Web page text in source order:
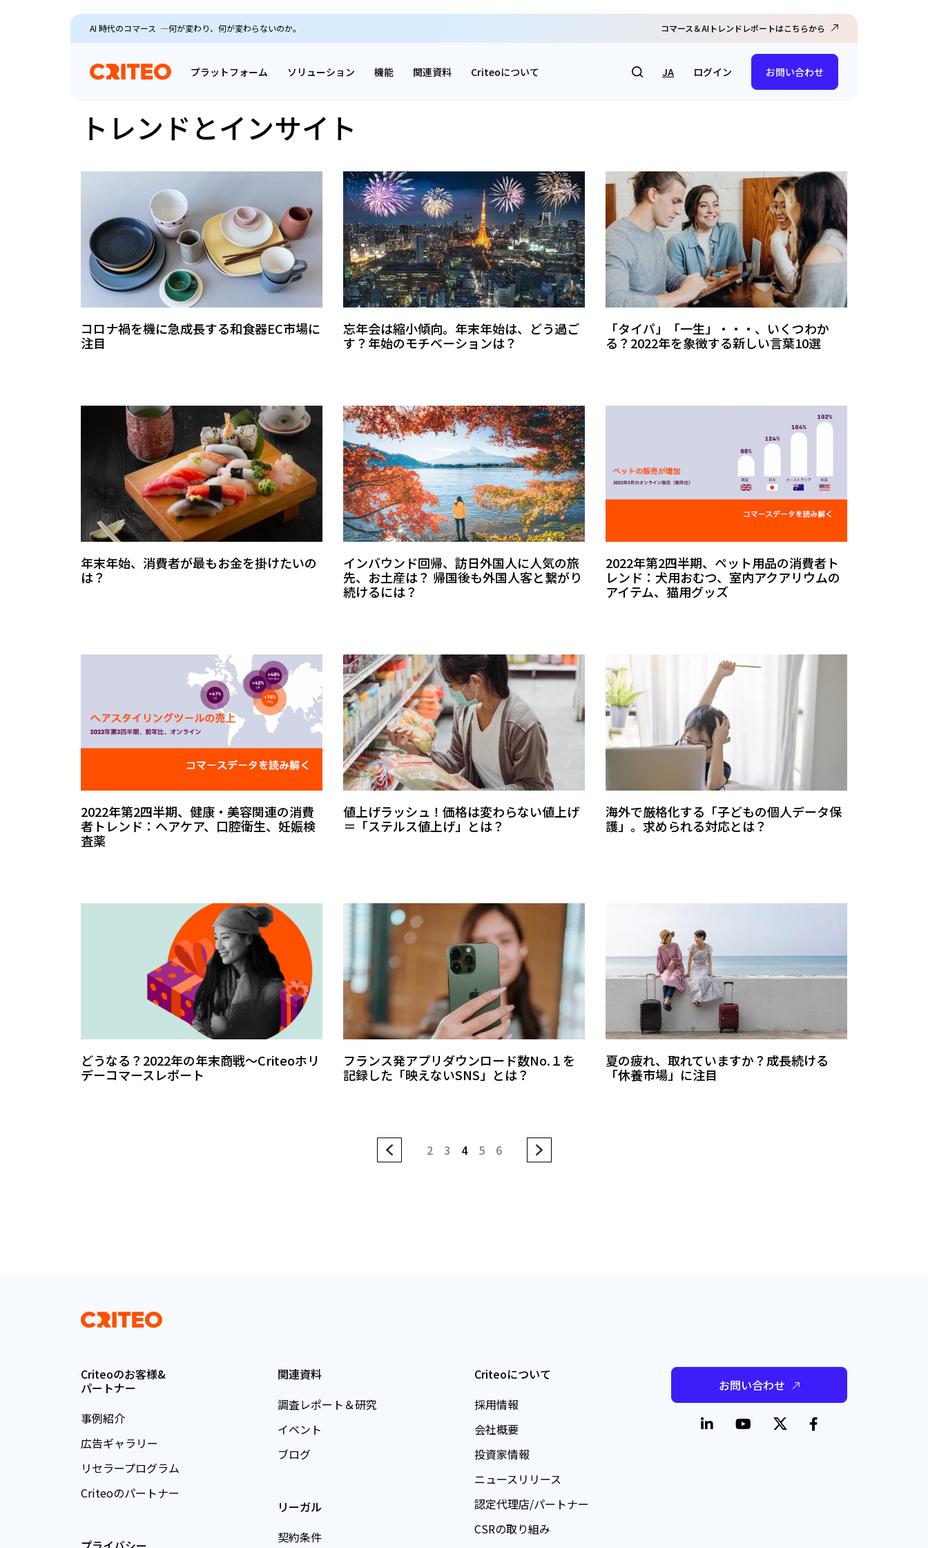
AI 時代のコマース ―何が変わり、何が変わらないのか。 コマース＆AIトレンドレポートはこちらから
プラットフォーム ソリューション 機能 関連資料 Criteoについて JA ログイン お問い合わせ
トレンドとインサイト
コロナ禍を機に急成長する和食器EC市場に
注目
忘年会は縮小傾向。年末年始は、どう過ご
す？年始のモチベーションは？
「タイパ」「一生」・・・、いくつわか
る？2022年を象徴する新しい言葉10選
年末年始、消費者が最もお金を掛けたいの
は？
インバウンド回帰、訪日外国人に人気の旅
先、お土産は？ 帰国後も外国人客と繋がり
続けるには？
2022年第2四半期、ペット用品の消費者ト
レンド：犬用おむつ、室内アクアリウムの
アイテム、猫用グッズ
2022年第2四半期、健康・美容関連の消費
者トレンド：ヘアケア、口腔衛生、妊娠検
査薬
値上げラッシュ！価格は変わらない値上げ
＝「ステルス値上げ」とは？
海外で厳格化する「子どもの個人データ保
護」。求められる対応とは？
どうなる？2022年の年末商戦～Criteoホリ
デーコマースレポート
フランス発アプリダウンロード数No.１を
記録した「映えないSNS」とは？
夏の疲れ、取れていますか？成長続ける
「休養市場」に注目
2 3 4 5 6
Criteoのお客様&
パートナー
事例紹介
広告ギャラリー
リセラープログラム
Criteoのパートナー
関連資料
調査レポート＆研究
イベント
ブログ
リーガル
契約条件
Criteoについて
採用情報
会社概要
投資家情報
ニュースリリース
認定代理店/パートナー
CSRの取り組み
お問い合わせ